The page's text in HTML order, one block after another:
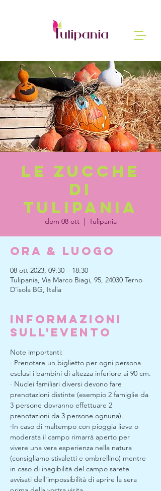
Le zucche
di
Tulipania
dom 08 ott
  |
Tulipania
Ora & Luogo
08 ott 2023, 09:30 – 18:30
Tulipania, Via Marco Biagi, 95, 24030 Terno
D'isola BG, Italia
Informazioni
sull'evento
Note importanti:
· Prenotare un biglietto per ogni persona
esclusi i bambini di altezza inferiore ai 90 cm.
· Nuclei familiari diversi devono fare
prenotazioni distinte (esempio 2 famiglie da
3 persone dovranno effettuare 2
prenotazioni da 3 persone ognuna).
·In caso di maltempo con pioggia lieve o
moderata il campo rimarrà aperto per
vivere una vera esperienza nella natura
(consigliamo stivaletti e ombrellino) mentre
in caso di inagibilità del campo sarete
avvisati dell'impossibilità di aprire la sera